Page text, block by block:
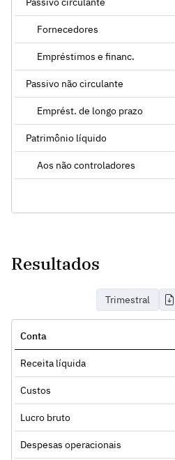
Fornecedores
Empréstimos e financ.
Passivo não circulante
Emprést. de longo prazo
Patrimônio líquido
Aos não controladores
Resultados
Trimestral
Conta
Receita líquida
Custos
Lucro bruto
Despesas operacionais